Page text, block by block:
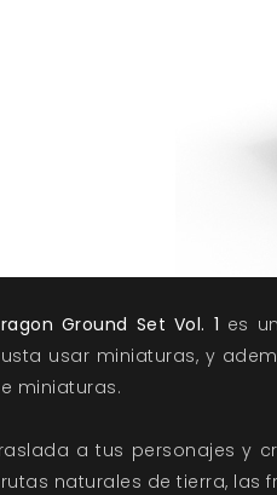
Ground Set Vol. 1 es
usar miniaturas, y
miniaturas.
a tus personajes y
naturales de tierra, las